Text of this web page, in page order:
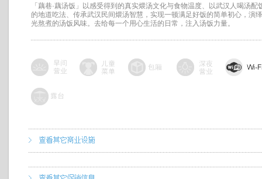
「藕巷·藕汤饭」以感受得到的真实煨汤文化与食物温度、以武汉人喝汤配
的地道吃法、传承武汉民间煨汤智慧，实现一顿满足好饭的简单初心，演
光熬煮的汤饭风味。去给每一个用心生活的日常，注入汤饭力量。